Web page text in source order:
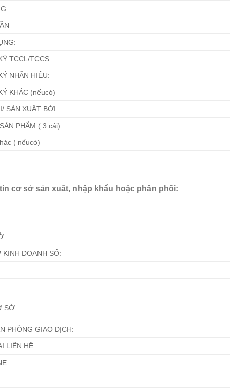
TCCL/TCCS
NHÃN HIỆU:
KHÁC (nếucó)
SẢN XUẤT BỞI:
PHẨM ( 3 cái)
( nếucó)
cơ sở sản xuất, nhập khẩu hoặc phân phối:
KINH DOANH SỐ:
SỞ:
PHÒNG GIAO DỊCH:
LIÊN HỆ: